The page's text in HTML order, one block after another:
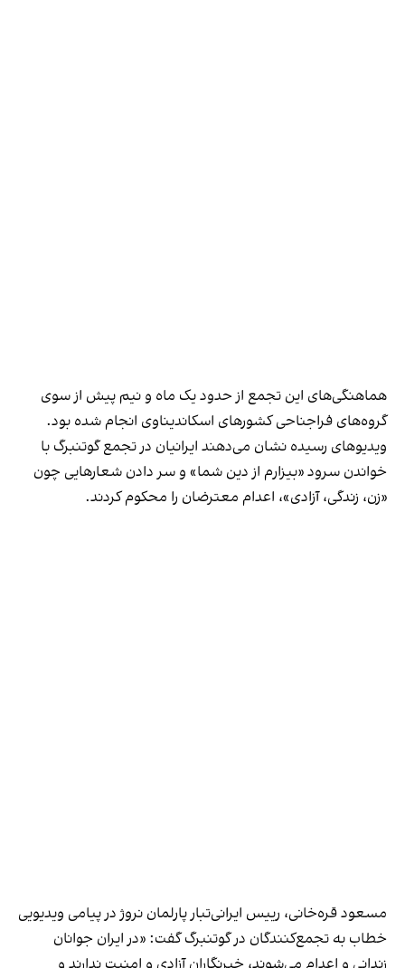
هماهنگی‌های این تجمع از حدود یک ماه و نیم پیش از سوی
گروه‌های فراجناحی کشورهای اسکاندیناوی انجام شده بود.
ویدیوهای رسیده نشان می‌دهند ایرانیان در تجمع گوتنبرگ با
خواندن سرود «بیزارم از دین شما» و سر دادن شعارهایی چون
«زن، زندگی، آزادی»، اعدام معترضان را محکوم کردند.
مسعود قره‌خانی، رییس ایرانی‌تبار پارلمان نروژ در پیامی ویدیویی
خطاب به تجمع‌کنندگان در گوتنبرگ گفت: «در ایران جوانان